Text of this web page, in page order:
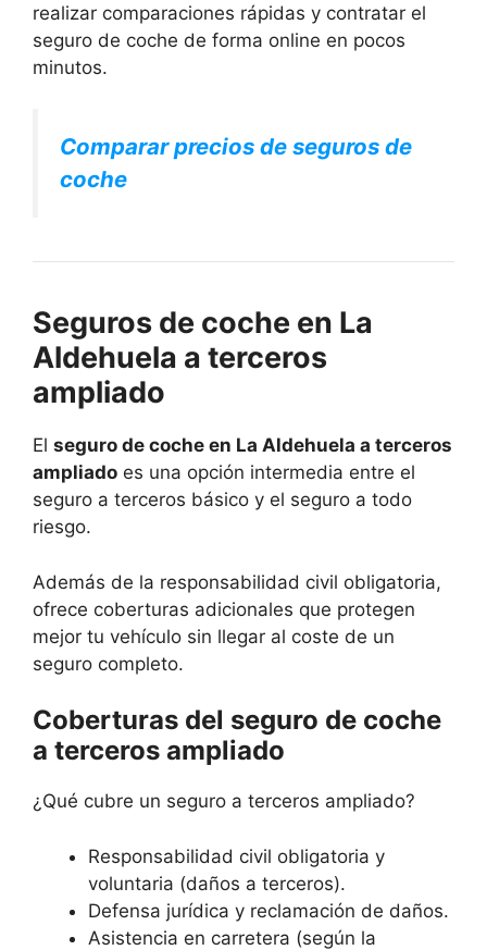
realizar comparaciones rápidas y contratar el
seguro de coche de forma online en pocos
minutos.
Comparar precios de seguros de
coche
Seguros de coche en La
Aldehuela a terceros
ampliado
El seguro de coche en La Aldehuela a terceros
ampliado es una opción intermedia entre el
seguro a terceros básico y el seguro a todo
riesgo.
Además de la responsabilidad civil obligatoria,
ofrece coberturas adicionales que protegen
mejor tu vehículo sin llegar al coste de un
seguro completo.
Coberturas del seguro de coche
a terceros ampliado
¿Qué cubre un seguro a terceros ampliado?
Responsabilidad civil obligatoria y
voluntaria (daños a terceros).
Defensa jurídica y reclamación de daños.
Asistencia en carretera (según la